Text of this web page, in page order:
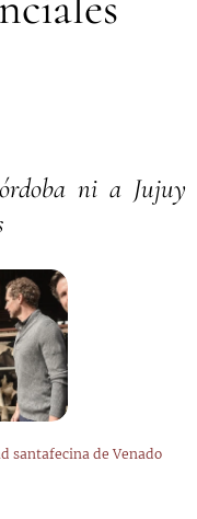
ni a Jujuy
santafecina de Venado